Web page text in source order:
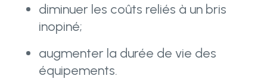
diminuer les coûts reliés à un bris
inopiné;
augmenter la durée de vie des
équipements.